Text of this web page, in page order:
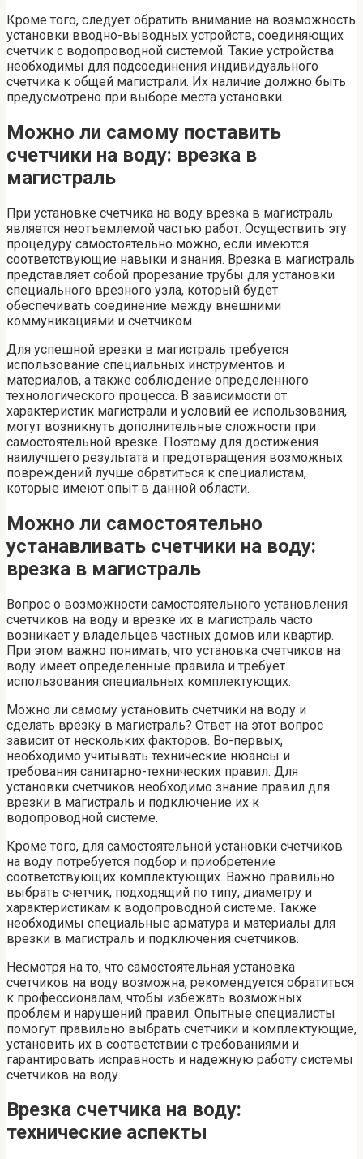
Кроме того, следует обратить внимание на возможность
установки вводно-выводных устройств, соединяющих
счетчик с водопроводной системой. Такие устройства
необходимы для подсоединения индивидуального
счетчика к общей магистрали. Их наличие должно быть
предусмотрено при выборе места установки.
Можно ли самому поставить
счетчики на воду: врезка в
магистраль
При установке счетчика на воду врезка в магистраль
является неотъемлемой частью работ. Осуществить эту
процедуру самостоятельно можно, если имеются
соответствующие навыки и знания. Врезка в магистраль
представляет собой прорезание трубы для установки
специального врезного узла, который будет
обеспечивать соединение между внешними
коммуникациями и счетчиком.
Для успешной врезки в магистраль требуется
использование специальных инструментов и
материалов, а также соблюдение определенного
технологического процесса. В зависимости от
характеристик магистрали и условий ее использования,
могут возникнуть дополнительные сложности при
самостоятельной врезке. Поэтому для достижения
наилучшего результата и предотвращения возможных
повреждений лучше обратиться к специалистам,
которые имеют опыт в данной области.
Можно ли самостоятельно
устанавливать счетчики на воду:
врезка в магистраль
Вопрос о возможности самостоятельного установления
счетчиков на воду и врезке их в магистраль часто
возникает у владельцев частных домов или квартир.
При этом важно понимать, что установка счетчиков на
воду имеет определенные правила и требует
использования специальных комплектующих.
Можно ли самому установить счетчики на воду и
сделать врезку в магистраль? Ответ на этот вопрос
зависит от нескольких факторов. Во-первых,
необходимо учитывать технические нюансы и
требования санитарно-технических правил. Для
установки счетчиков необходимо знание правил для
врезки в магистраль и подключение их к
водопроводной системе.
Кроме того, для самостоятельной установки счетчиков
на воду потребуется подбор и приобретение
соответствующих комплектующих. Важно правильно
выбрать счетчик, подходящий по типу, диаметру и
характеристикам к водопроводной системе. Также
необходимы специальные арматура и материалы для
врезки в магистраль и подключения счетчиков.
Несмотря на то, что самостоятельная установка
счетчиков на воду возможна, рекомендуется обратиться
к профессионалам, чтобы избежать возможных
проблем и нарушений правил. Опытные специалисты
помогут правильно выбрать счетчики и комплектующие,
установить их в соответствии с требованиями и
гарантировать исправность и надежную работу системы
счетчиков на воду.
Врезка счетчика на воду:
технические аспекты